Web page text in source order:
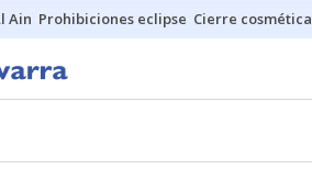
Ain Prohibiciones eclipse Cierre cosmética